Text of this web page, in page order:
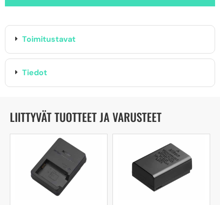
Toimitustavat
Tiedot
LIITTYVÄT TUOTTEET JA VARUSTEET